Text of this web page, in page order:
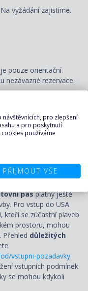
vyžádání zajistíme.
pouze orientační.
nezávazné rezervace.
120 minut. Čas
Doporučujeme se
v případě
důvodů.
ObjevteZDEsvět výhod.
pasplatný ještě
Pro vstup do USA
kteří se zúčastní plaveb
prostoru, mohou
. Přehled důležitých
vstupni-pozadavky.
vstupních podmínek
se mohou kdykoli
návštěvnících, pro zlepšení
a pro poskytnutí
používáme
PŘIJMOUT VŠE